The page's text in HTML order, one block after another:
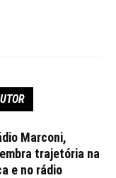
Marconi,
trajetória na
e no rádio